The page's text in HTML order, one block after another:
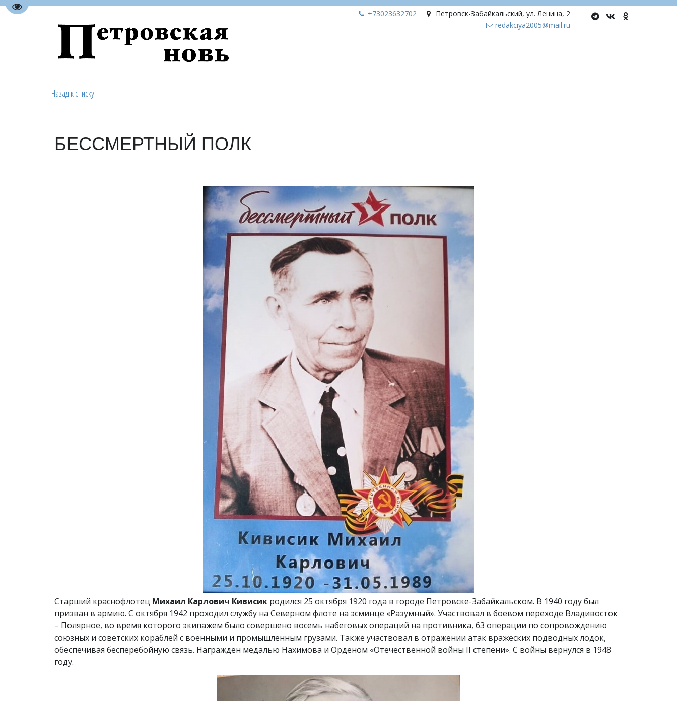
Перейти на версию для слабовидящих
Петровск-Забайкальский, ул. Ленина, 2
+73023632702
redakciya2005@mail.ru
Назад к списку
БЕССМЕРТНЫЙ ПОЛК
Старший краснофлотец Михаил Карлович Кивисик родился 25 октября 1920 года в городе Петровске-Забайкальском. В 1940 году был
призван в армию. С октября 1942 проходил службу на Северном флоте на эсминце «Разумный». Участвовал в боевом переходе Владивосток
– Полярное, во время которого экипажем было совершено восемь набеговых операций на противника, 63 операции по сопровождению
союзных и советских кораблей с военными и промышленным грузами. Также участвовал в отражении атак вражеских подводных лодок,
обеспечивая бесперебойную связь. Награждён медалью Нахимова и Орденом «Отечественной войны II степени». С войны вернулся в 1948
году.